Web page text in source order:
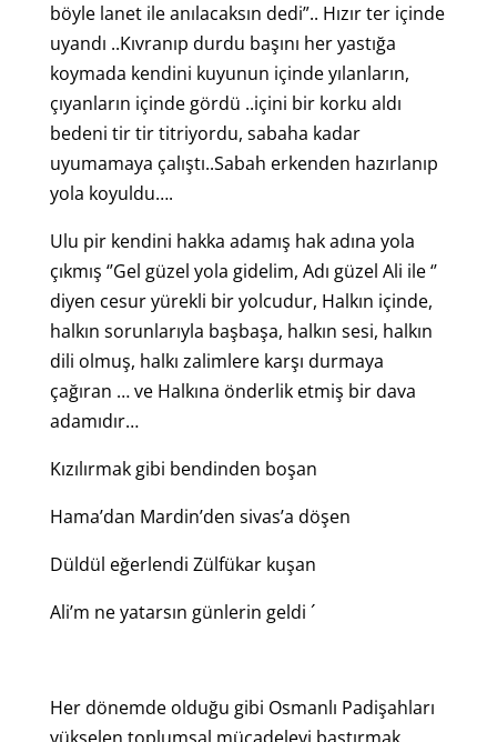
böyle lanet ile anılacaksın dedi”.. Hızır ter içinde
uyandı ..Kıvranıp durdu başını her yastığa
koymada kendini kuyunun içinde yılanların,
çıyanların içinde gördü ..içini bir korku aldı
bedeni tir tir titriyordu, sabaha kadar
uyumamaya çalıştı..Sabah erkenden hazırlanıp
yola koyuldu….
Ulu pir kendini hakka adamış hak adına yola
çıkmış ‘’Gel güzel yola gidelim, Adı güzel Ali ile ‘’
diyen cesur yürekli bir yolcudur, Halkın içinde,
halkın sorunlarıyla başbaşa, halkın sesi, halkın
dili olmuş, halkı zalimlere karşı durmaya
çağıran … ve Halkına önderlik etmiş bir dava
adamıdır…
Kızılırmak gibi bendinden boşan
Hama’dan Mardin’den sivas’a döşen
Düldül eğerlendi Zülfükar kuşan
Ali’m ne yatarsın günlerin geldi ´
Her dönemde olduğu gibi Osmanlı Padişahları